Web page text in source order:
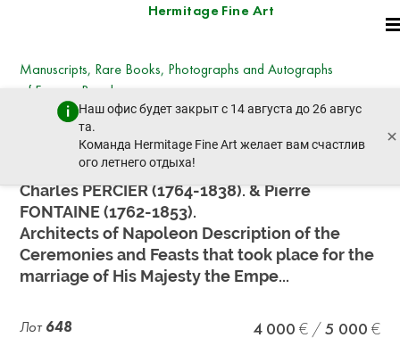
Hermitage Fine Art
Наш офис будет закрыт с 14 августа до 26 авгус
та.
Команда Hermitage Fine Art желает вам счастлив
ого летнего отдыха!
×
Manuscripts, Rare Books, Photographs and Autographs
of Famous People
суббота, 30 июня 2018 г. - 11:00
пред. лот след. лот
Charles PERCIER (1764-1838). & Pierre
FONTAINE (1762-1853).
Architects of Napoleon Description of the
Ceremonies and Feasts that took place for the
marriage of His Majesty the Empe...
Лот 648 4 000 5 000